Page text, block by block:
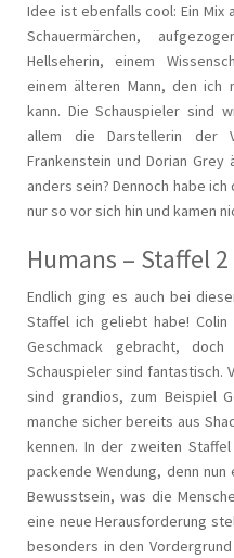
Idee ist ebenfalls cool: Ein Mix
Schauermärchen,
Hellseherin, einem
einem älteren Mann, den ich
kann. Die Schauspieler sind
allem die Darstellerin der
Frankenstein und Dorian
anders sein? Dennoch habe
nur so vor sich hin und kamen
Humans – Staffel 2
Endlich ging es auch bei
Staffel ich geliebt habe!
Geschmack gebracht,
Schauspieler sind fantastisch.
sind grandios, zum Beispiel
manche sicher bereits aus
kennen. In der zweiten
packende Wendung, denn
Bewusstsein, was die
eine neue Herausforderung
besonders in den